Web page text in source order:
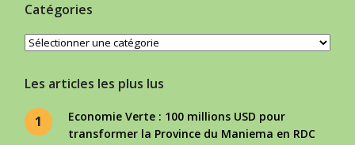
Catégories
Catégories
Les articles les plus lus
1
Economie Verte : 100 millions USD pour
transformer la Province du Maniema en RDC